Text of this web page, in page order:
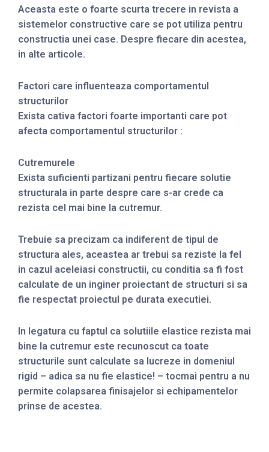
Aceasta este o foarte scurta trecere in revista a
sistemelor constructive care se pot utiliza pentru
constructia unei case. Despre fiecare din acestea,
in alte articole.
Factori care influenteaza comportamentul
structurilor
Exista cativa factori foarte importanti care pot
afecta comportamentul structurilor :
Cutremurele
Exista suficienti partizani pentru fiecare solutie
structurala in parte despre care s-ar crede ca
rezista cel mai bine la cutremur.
Trebuie sa precizam ca indiferent de tipul de
structura ales, aceastea ar trebui sa reziste la fel
in cazul aceleiasi constructii, cu conditia sa fi fost
calculate de un inginer proiectant de structuri si sa
fie respectat proiectul pe durata executiei.
In legatura cu faptul ca solutiile elastice rezista mai
bine la cutremur este recunoscut ca toate
structurile sunt calculate sa lucreze in domeniul
rigid – adica sa nu fie elastice! – tocmai pentru a nu
permite colapsarea finisajelor si echipamentelor
prinse de acestea.